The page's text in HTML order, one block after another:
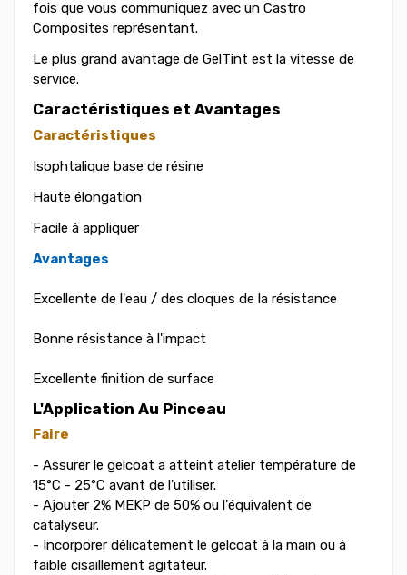
fois que vous communiquez avec un Castro
Composites représentant.
Le plus grand avantage de GelTint est la vitesse de
service.
Caractéristiques et Avantages
Caractéristiques
Isophtalique base de résine
Haute élongation
Facile à appliquer
Avantages
Excellente de l'eau / des cloques de la résistance
Bonne résistance à l'impact
Excellente finition de surface
L'Application Au Pinceau
Faire
- Assurer le gelcoat a atteint atelier température de
15°C - 25°C avant de l'utiliser.
- Ajouter 2% MEKP de 50% ou l'équivalent de
catalyseur.
- Incorporer délicatement le gelcoat à la main ou à
faible cisaillement agitateur.